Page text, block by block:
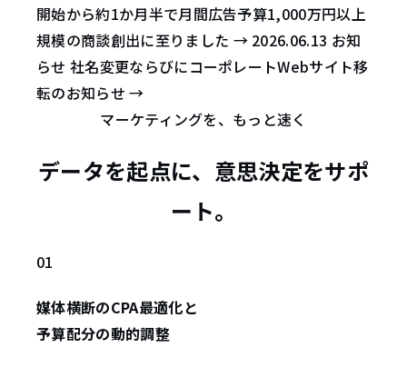
開始から約1か月半で月間広告予算1,000万円以上
規模の商談創出に至りました → 2026.06.13 お知
らせ 社名変更ならびにコーポレートWebサイト移
転のお知らせ →
マーケティングを、もっと速く
データを起点に、意思決定をサポ
ート。
01
媒体横断のCPA最適化と
予算配分の動的調整